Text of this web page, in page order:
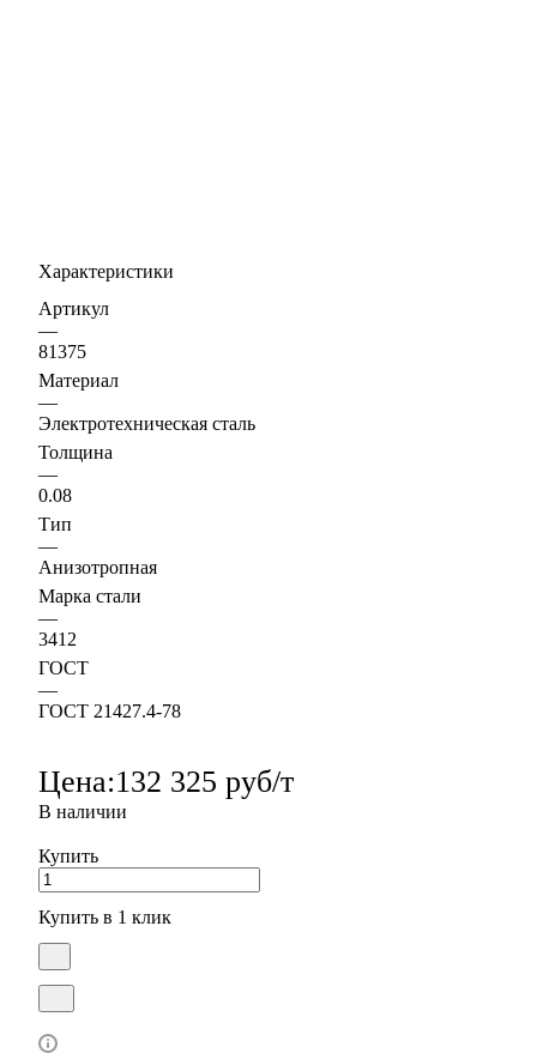
Характеристики
Артикул
—
81375
Материал
—
Электротехническая сталь
Толщина
—
0.08
Тип
—
Анизотропная
Марка стали
—
3412
ГОСТ
—
ГОСТ 21427.4-78
Цена:132 325 руб/т
В наличии
Купить
Купить в 1 клик